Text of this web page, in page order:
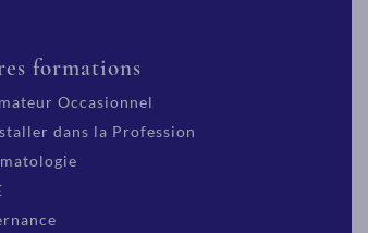
formations
Occasionnel
dans la Profession